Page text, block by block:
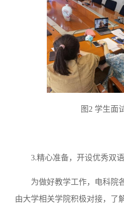
图2 学生面
3.精心准备，开设优秀双
为做好教学工作，电科院
由大学相关学院积极对接，了